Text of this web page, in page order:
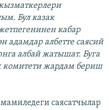
Бул казак
кабар
адамдар албетте саясий
албай жатышат. Буга
комитети жардам бериш
саясатчылар